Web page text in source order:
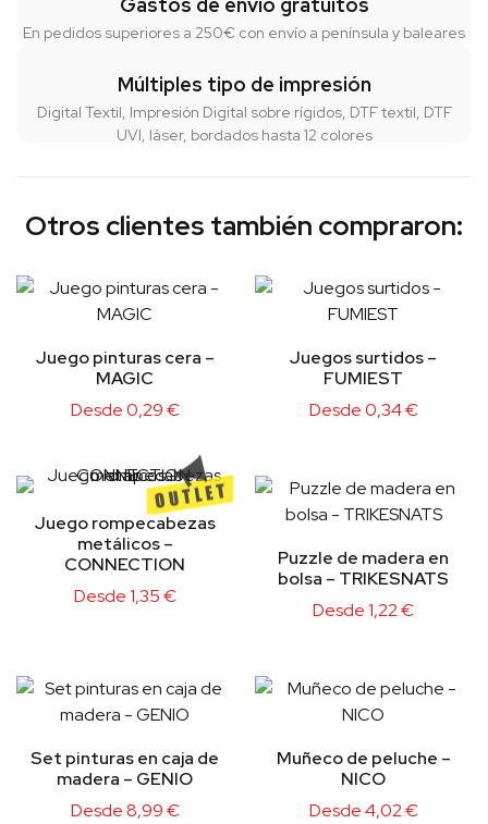
Gastos de envío gratuitos
En pedidos superiores a 250€ con envío a península y baleares
Múltiples tipo de impresión
Digital Textil, Impresión Digital sobre rígidos, DTF textil, DTF
UVI, láser, bordados hasta 12 colores
Otros clientes también compraron:
Juego pinturas cera –
MAGIC
Desde0,29€
Juegos surtidos –
FUMIEST
Desde0,34€
Juego rompecabezas
metálicos –
CONNECTION
Desde1,35€
Puzzle de madera en
bolsa – TRIKESNATS
Desde1,22€
Set pinturas en caja de
madera – GENIO
Desde8,99€
Muñeco de peluche –
NICO
Desde4,02€